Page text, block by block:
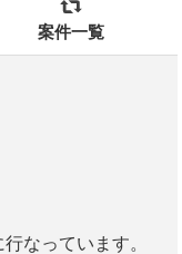
案件一覧
なっています。